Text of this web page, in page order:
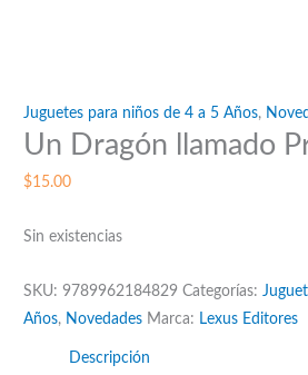
Juguetes para niños de 4 a 5 Años,
Un Dragón llamado
$15.00
Sin existencias
SKU:9789962184829 Categorías:
Años, Novedades Marca: Lexus Editores
Descripción